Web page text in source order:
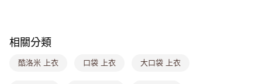
【大哥付你分期使用說明】
1.本服務由台灣大哥大提供，台灣大哥大用戶可立即使用無須另外申請。
2.付款方式選擇「大哥付你分期」，訂單成立後會自動跳轉到大哥付的交易
ATM付款
相關分類
酷洛米 上衣 口袋 上衣 大口袋 上衣